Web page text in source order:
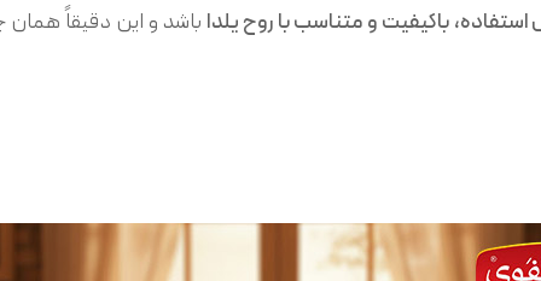
استفاده، باکیفیت و متناسب با روح یلدا باشد و این دقیقاً